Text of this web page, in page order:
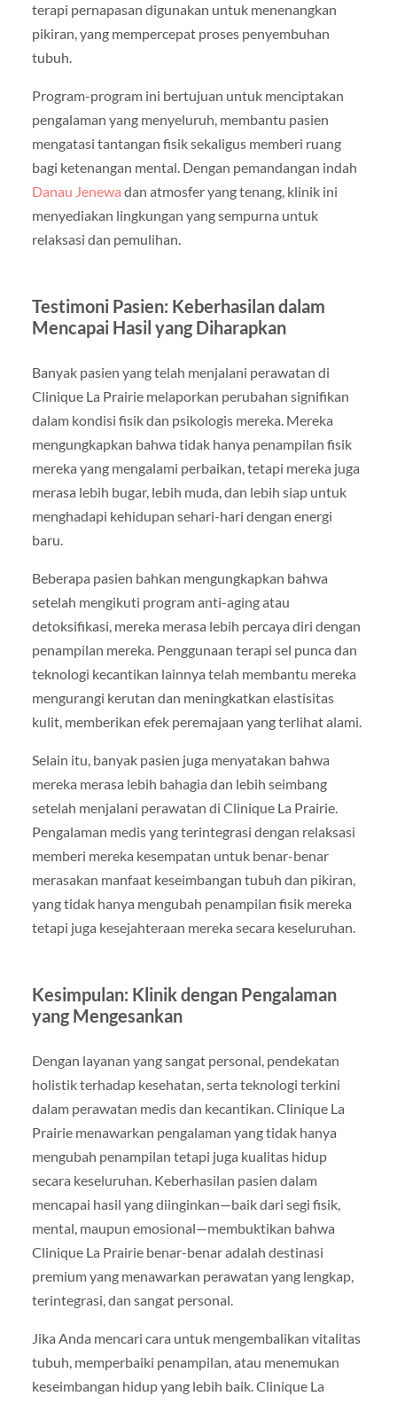
terapi pernapasan digunakan untuk menenangkan
pikiran, yang mempercepat proses penyembuhan
tubuh.
Program-program ini bertujuan untuk menciptakan
pengalaman yang menyeluruh, membantu pasien
mengatasi tantangan fisik sekaligus memberi ruang
bagi ketenangan mental. Dengan pemandangan indah
Danau Jenewa dan atmosfer yang tenang, klinik ini
menyediakan lingkungan yang sempurna untuk
relaksasi dan pemulihan.
Testimoni Pasien: Keberhasilan dalam
Mencapai Hasil yang Diharapkan
Banyak pasien yang telah menjalani perawatan di
Clinique La Prairie melaporkan perubahan signifikan
dalam kondisi fisik dan psikologis mereka. Mereka
mengungkapkan bahwa tidak hanya penampilan fisik
mereka yang mengalami perbaikan, tetapi mereka juga
merasa lebih bugar, lebih muda, dan lebih siap untuk
menghadapi kehidupan sehari-hari dengan energi
baru.
Beberapa pasien bahkan mengungkapkan bahwa
setelah mengikuti program anti-aging atau
detoksifikasi, mereka merasa lebih percaya diri dengan
penampilan mereka. Penggunaan terapi sel punca dan
teknologi kecantikan lainnya telah membantu mereka
mengurangi kerutan dan meningkatkan elastisitas
kulit, memberikan efek peremajaan yang terlihat alami.
Selain itu, banyak pasien juga menyatakan bahwa
mereka merasa lebih bahagia dan lebih seimbang
setelah menjalani perawatan di Clinique La Prairie.
Pengalaman medis yang terintegrasi dengan relaksasi
memberi mereka kesempatan untuk benar-benar
merasakan manfaat keseimbangan tubuh dan pikiran,
yang tidak hanya mengubah penampilan fisik mereka
tetapi juga kesejahteraan mereka secara keseluruhan.
Kesimpulan: Klinik dengan Pengalaman
yang Mengesankan
Dengan layanan yang sangat personal, pendekatan
holistik terhadap kesehatan, serta teknologi terkini
dalam perawatan medis dan kecantikan. Clinique La
Prairie menawarkan pengalaman yang tidak hanya
mengubah penampilan tetapi juga kualitas hidup
secara keseluruhan. Keberhasilan pasien dalam
mencapai hasil yang diinginkan—baik dari segi fisik,
mental, maupun emosional—membuktikan bahwa
Clinique La Prairie benar-benar adalah destinasi
premium yang menawarkan perawatan yang lengkap,
terintegrasi, dan sangat personal.
Jika Anda mencari cara untuk mengembalikan vitalitas
tubuh, memperbaiki penampilan, atau menemukan
keseimbangan hidup yang lebih baik. Clinique La